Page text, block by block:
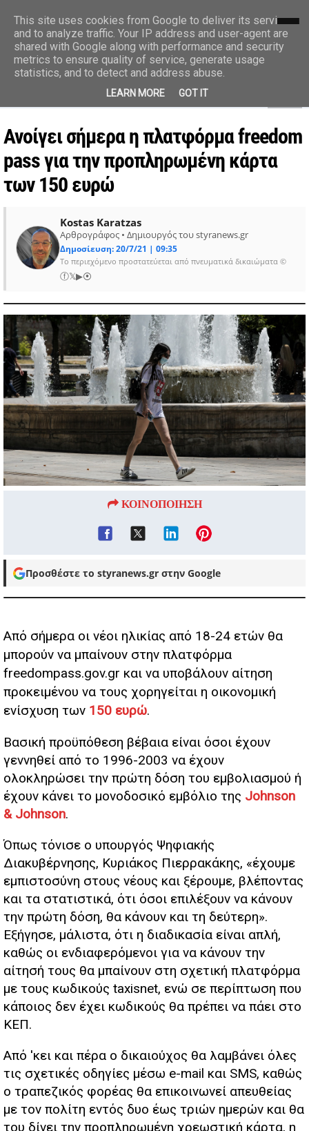
styranews.gr
Ειδήσεις-Γεγονότα-Επικαιρότητα
Ανοίγει σήμερα η πλατφόρμα freedom
pass για την προπληρωμένη κάρτα
των 150 ευρώ
Kostas Karatzas
Αρθρογράφος • Δημιουργός του styranews.gr
Δημοσίευση: 20/7/21 | 09:35
Το περιεχόμενο προστατεύεται από πνευματικά δικαιώματα ©
ⓕ𝕏▶⦿
ΚΟΙΝΟΠΟΙΗΣΗ
Προσθέστε το styranews.gr στην Google
Από σήμερα οι νέοι ηλικίας από 18-24 ετών θα
μπορούν να μπαίνουν στην πλατφόρμα
freedompass.gov.gr και να υποβάλουν αίτηση
προκειμένου να τους χορηγείται η οικονομική
ενίσχυση των 150 ευρώ.
Βασική προϋπόθεση βέβαια είναι όσοι έχουν
γεννηθεί από το 1996-2003 να έχουν
ολοκληρώσει την πρώτη δόση του εμβολιασμού ή
έχουν κάνει το μονοδοσικό εμβόλιο της Johnson
& Johnson.
Όπως τόνισε ο υπουργός Ψηφιακής
Διακυβέρνησης, Κυριάκος Πιερρακάκης, «έχουμε
εμπιστοσύνη στους νέους και ξέρουμε, βλέποντας
και τα στατιστικά, ότι όσοι επιλέξουν να κάνουν
την πρώτη δόση, θα κάνουν και τη δεύτερη».
Εξήγησε, μάλιστα, ότι η διαδικασία είναι απλή,
καθώς οι ενδιαφερόμενοι για να κάνουν την
αίτησή τους θα μπαίνουν στη σχετική πλατφόρμα
με τους κωδικούς taxisnet, ενώ σε περίπτωση που
κάποιος δεν έχει κωδικούς θα πρέπει να πάει στο
ΚΕΠ.
Από 'κει και πέρα ο δικαιούχος θα λαμβάνει όλες
τις σχετικές οδηγίες μέσω e-mail και SMS, καθώς
ο τραπεζικός φορέας θα επικοινωνεί απευθείας
με τον πολίτη εντός δυο έως τριών ημερών και θα
του δίνει την προπληρωμένη χρεωστική κάρτα, η
This site uses cookies from Google to deliver its services
and to analyze traffic. Your IP address and user-agent are
shared with Google along with performance and security
metrics to ensure quality of service, generate usage
statistics, and to detect and address abuse.
LEARN MORE GOT IT